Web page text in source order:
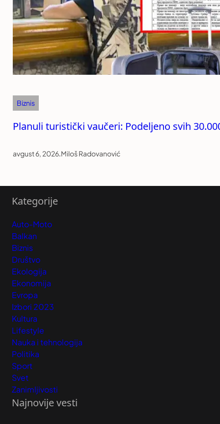
Biznis
Planuli turistički vaučeri: Podeljeno svih
avgust 6, 2026.Miloš Radovanović
Kategorije
Auto-Moto
Balkan
Biznis
Društvo
Ekologija
Ekonomija
Evropa
Izbori 2023
Kultura
Lifestyle
Nauka i tehnologija
Politika
Sport
Svet
Zanimljivosti
Najnovije vesti